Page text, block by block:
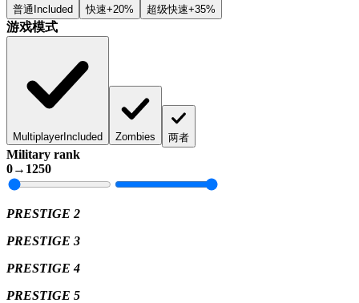
普通Included 快速+20% 超级快速+35%
游戏模式
MultiplayerIncluded Zombies 两者
Military rank
0→ 1250
PRESTIGE 2
PRESTIGE 3
PRESTIGE 4
PRESTIGE 5